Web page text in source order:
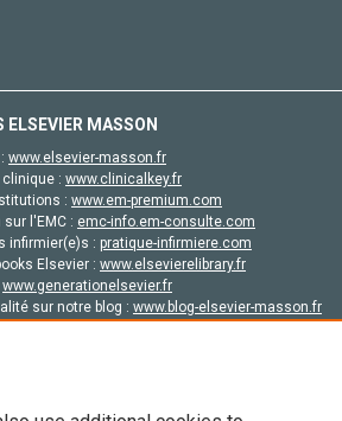
ELSEVIER MASSON
www.elsevier-masson.fr
: www.clinicalkey.fr
: www.em-premium.com
l'EMC : emc-info.em-consulte.com
infirmier(e)s : pratique-infirmiere.com
Elsevier : www.elsevierelibrary.fr
www.generationelsevier.fr
sur notre blog : www.blog-elsevier-masson.fr